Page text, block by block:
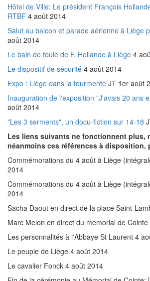
Hôtel de Ville: Le président François
RTBF 4 août 2014
Salut au balcon et parade aérienne à Liège
août 2014
Le bain de foule de F. Hollande à Liège 4
Le dispositif de sécurité 4 août 2014
Expo : Liège dans la tourmente JT 1er août
Inauguration de l'exposition "J'avais 20 ans
août 2014
"Les 3 serments", un docu-fiction sur 14-18
Les liens suivants ne fonctionnent plus,
néanmoins ces références à disposition,
Commémorations du 4 août à Liège
2014
Commémorations du 4 août à Liège
2014
Sacha Daout en direct de la place Saint-
Marc Melon en direct du memorial de
Les personnalités à l'Abbaye St Laurent 4
Le peuple de Liège 4 août 2014
Le cavalier Fonck 4 août 2014